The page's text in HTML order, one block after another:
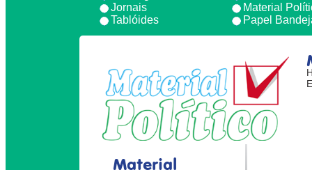
Jornais
Tablóides
Material
Papel
Material